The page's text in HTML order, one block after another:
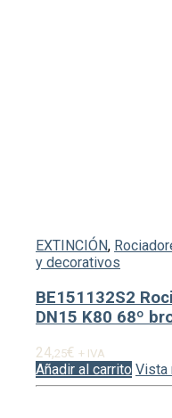
EXTINCIÓN,
y decorativos
BE151132S2
DN15 K80 68º
24,25€ + IVA
Añadir al carrito Vista